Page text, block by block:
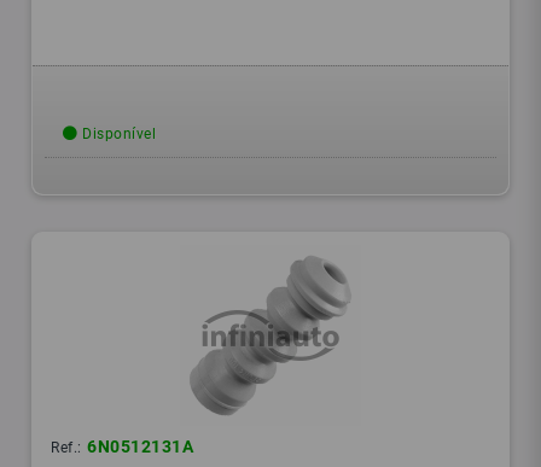
Disponível
Ref.: 6N0512131A